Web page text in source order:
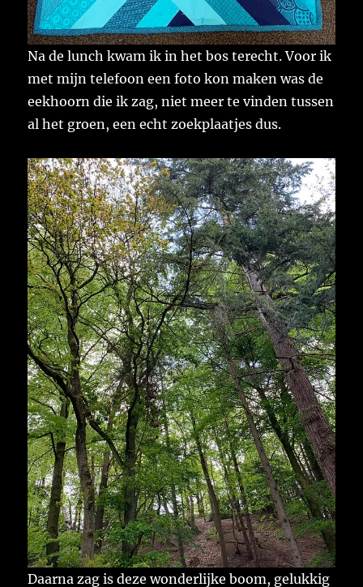
Na de lunch kwam ik in het bos terecht. Voor ik
met mijn telefoon een foto kon maken was de
eekhoorn die ik zag, niet meer te vinden tussen
al het groen, een echt zoekplaatjes dus.
Daarna zag is deze wonderlijke boom, gelukkig